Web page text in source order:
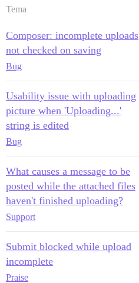
Tema
Composer: incomplete uploads
not checked on saving
Bug
Usability issue with uploading
picture when 'Uploading...'
string is edited
Bug
What causes a message to be
posted while the attached files
haven't finished uploading?
Support
Submit blocked while upload
incomplete
Praise